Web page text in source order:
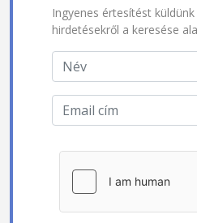
Ingyenes értesítést
hirdetésekről a keresése